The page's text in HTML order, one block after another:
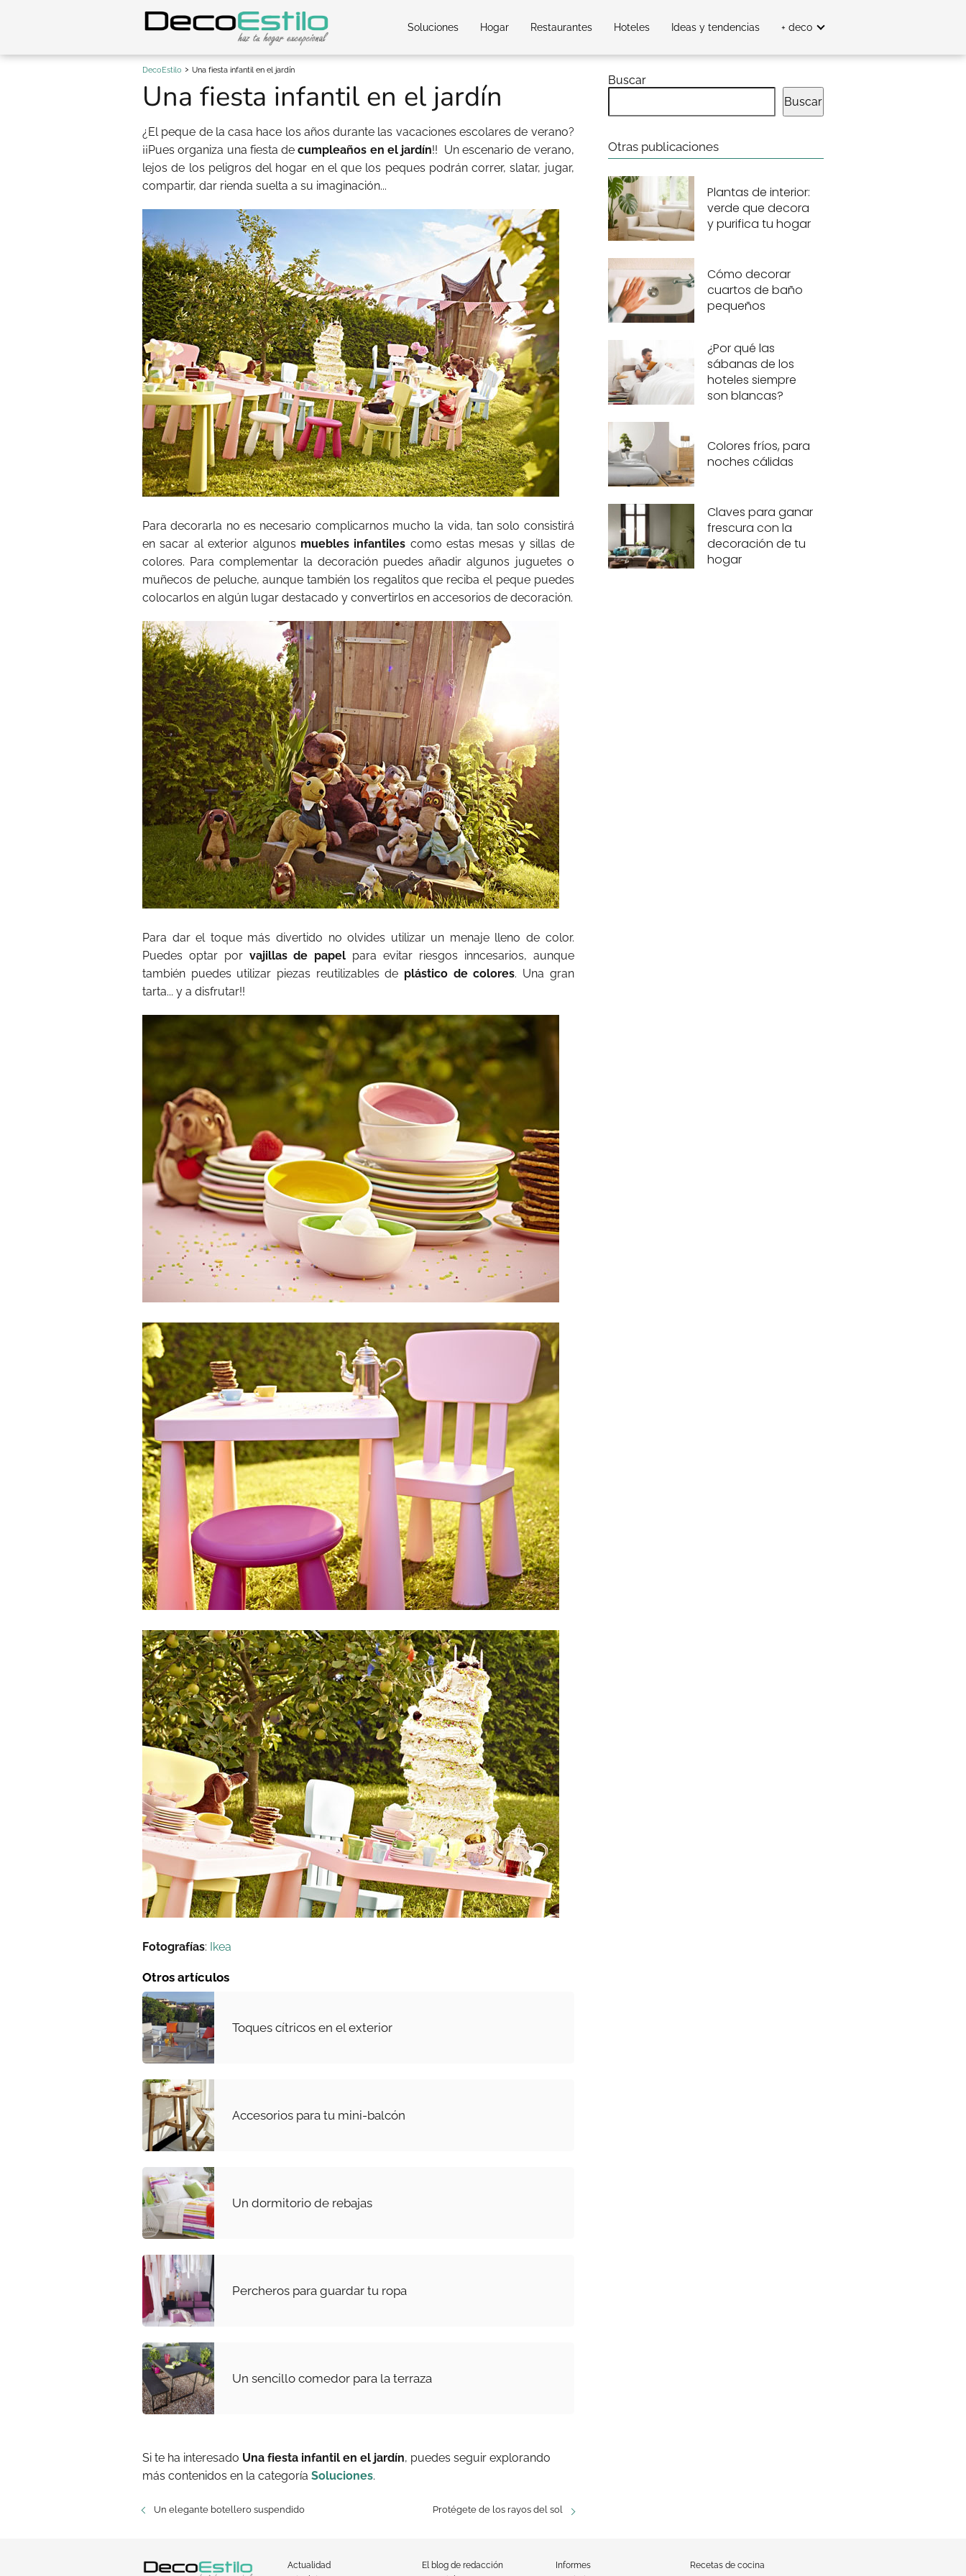
Soluciones Hogar Restaurantes Hoteles Ideas y tendencias + deco
DecoEstilo Una fiesta infantil en el jardín
Una fiesta infantil en el jardín
¿El peque de la casa hace los años durante las vacaciones escolares de verano?
¡¡Pues organiza una fiesta decumpleaños en el jardín!! Un escenario de verano,
lejos de los peligros del hogar en el que los peques podrán correr, slatar, jugar,
compartir, dar rienda suelta a su imaginación...
Para decorarla no es necesario complicarnos mucho la vida, tan solo consistirá
en sacar al exterior algunos muebles infantiles como estas mesas y sillas de
colores. Para complementar la decoración puedes añadir algunos juguetes o
muñecos de peluche, aunque también los regalitos que reciba el peque puedes
colocarlos en algún lugar destacado y convertirlos en accesorios de decoración.
Para dar el toque más divertido no olvides utilizar un menaje lleno de color.
Puedes optar por vajillas de papel para evitar riesgos inncesarios, aunque
también puedes utilizar piezas reutilizables de plástico de colores. Una gran
tarta... y a disfrutar!!
Fotografías: Ikea
Otros artículos
Toques cítricos en el exterior
Accesorios para tu mini-balcón
Un dormitorio de rebajas
Percheros para guardar tu ropa
Un sencillo comedor para la terraza
Si te ha interesado Una fiesta infantil en el jardín, puedes seguir explorando
más contenidos en la categoría Soluciones.
Un elegante botellero suspendido Protégete de los rayos del sol
Buscar
Buscar
Otras publicaciones
Plantas de interior:
verde que decora
y purifica tu hogar
Cómo decorar
cuartos de baño
pequeños
¿Por qué las
sábanas de los
hoteles siempre
son blancas?
Colores fríos, para
noches cálidas
Claves para ganar
frescura con la
decoración de tu
hogar
Actualidad
El blog de redacción
Informes
Recetas de cocina